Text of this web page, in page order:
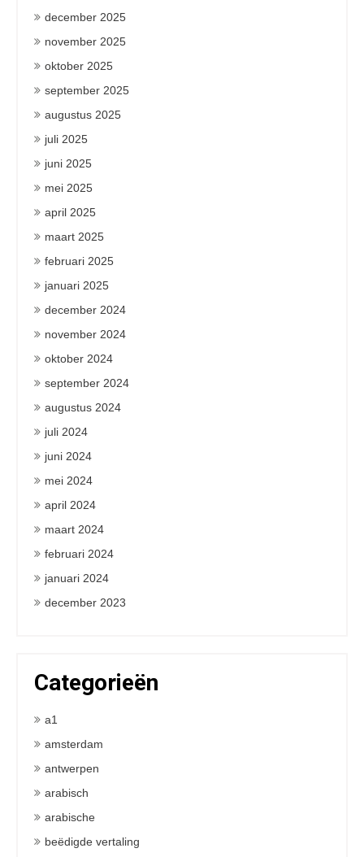
december 2025
november 2025
oktober 2025
september 2025
augustus 2025
juli 2025
juni 2025
mei 2025
april 2025
maart 2025
februari 2025
januari 2025
december 2024
november 2024
oktober 2024
september 2024
augustus 2024
juli 2024
juni 2024
mei 2024
april 2024
maart 2024
februari 2024
januari 2024
december 2023
Categorieën
a1
amsterdam
antwerpen
arabisch
arabische
beëdigde vertaling